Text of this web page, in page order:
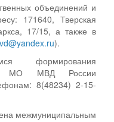
объединений и
171640, Тверская
17/15, а также в
).
формирования
МО МВД России
8(48234) 2-15-
межмуниципальным